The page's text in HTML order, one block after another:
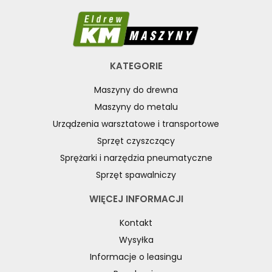
KATEGORIE
Maszyny do drewna
Maszyny do metalu
Urządzenia warsztatowe i transportowe
Sprzęt czyszczący
Sprężarki i narzędzia pneumatyczne
Sprzęt spawalniczy
WIĘCEJ INFORMACJI
Kontakt
Wysyłka
Informacje o leasingu